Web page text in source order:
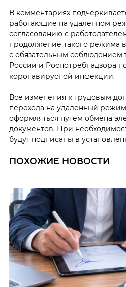
В комментариях
работающие на удаленном
согласованию с
продолжение такого режима
с обязательным
России и Роспотребнадзора
коронавирусной инфекции.
Все изменения к трудовым
перехода на удаленный
оформляться путем обмена
документов. При
будут подписаны в
ПОХОЖИЕ НОВОСТИ